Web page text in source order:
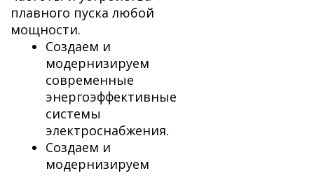
плавного пуска любой
мощности.
Создаем и
модернизируем
современные
энергоэффективные
системы
электроснабжения.
Создаем и
модернизируем